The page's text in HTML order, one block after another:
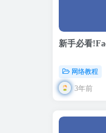
新手必看
网络教程
3年前